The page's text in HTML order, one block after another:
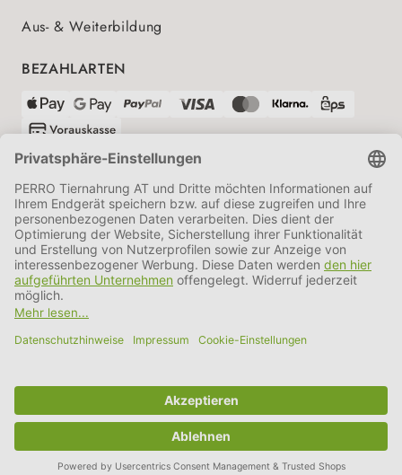
Aus- & Weiterbildung
BEZAHLARTEN
VERSANDPARTNER
ImpressumInformation BATTG
Cookie Einstellungen